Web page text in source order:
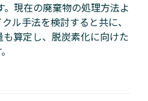
。現在の廃棄物の処理方法よ
ル手法を検討すると共に、
算定し、脱炭素化に向けた